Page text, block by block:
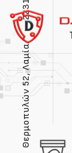
Θερμοπυλών 52, Λαμία